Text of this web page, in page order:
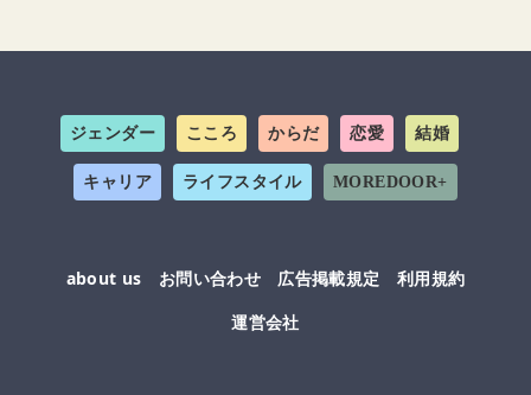
ジェンダー こころ からだ 恋愛 結婚
キャリア ライフスタイル MOREDOOR+
about us お問い合わせ 広告掲載規定
利用規約
運営会社